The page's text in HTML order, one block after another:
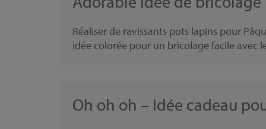
Réaliser de ravissants pots lapins pour
idée colorée pour un bricolage facile avec
Oh oh oh – Idée cadeau